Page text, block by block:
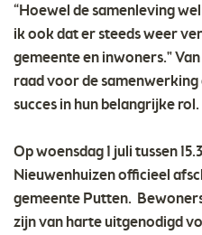
“Hoewel de samenleving
ik ook dat er steeds weer
gemeente en inwoners."
raad voor de
succes in hun belangrijke rol.
Op woensdag 1 juli tussen
Nieuwenhuizen officieel
gemeente Putten.
zijn van harte uitgenodigd